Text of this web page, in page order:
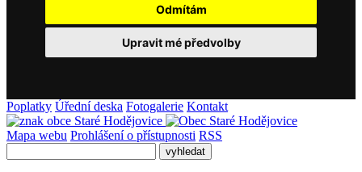
Odmítám
Upravit mé předvolby
Poplatky Úřední deska Fotogalerie Kontakt
Mapa webu Prohlášení o přístupnosti RSS